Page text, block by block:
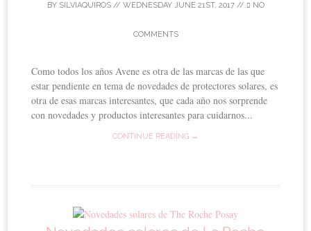
BY SILVIAQUIROS// WEDNESDAY JUNE 21ST, 2017// NO
COMMENTS
Como todos los años Avene es otra de las marcas de las que
estar pendiente en tema de novedades de protectores solares, es
otra de esas marcas interesantes, que cada año nos sorprende
con novedades y productos interesantes para cuidarnos...
CONTINUE READING →